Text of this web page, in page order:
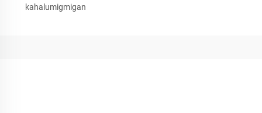
kahalumigmigan